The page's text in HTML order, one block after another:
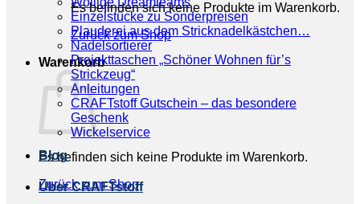
Es befinden sich keine Produkte im Warenkorb.
Zurück zum Shop
Warenkorb
Es befinden sich keine Produkte im Warenkorb.
Zurück zum Shop
Einzelstücke zu Sonderpreisen
Plauderei aus dem Stricknadelkästchen…
Nadelsortierer
Projekttaschen „Schöner Wohnen für’s
Strickzeug“
Anleitungen
CRAFTstoff Gutschein – das besondere
Geschenk
Wickelservice
Blog
Über CRAFTstoff